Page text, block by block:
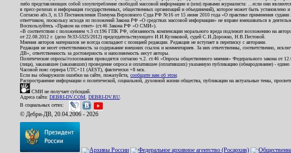
либо представляющих собой злоупотребление свободой массовой информации и (или) правами журналиста: ...если они
в пресс-релизах и информация государственных, общественных организаций и объединений), которое может быть установлено
Согласно абз.3, п.13 Постановления Пленума Верховного Суда РФ №16 от 15 июня 2010 года «О практике применения
ответчиком, поскольку исходя из положений Закона РФ «О средствах массовой информации» не вправе вмешиваться в
Воспользуйтесь «Правом на ответ» (ст.46 Закона РФ «О СМИ»).
«В соответствии с положением ч.3 ст.196 ГПК РФ, обязанность компенсации морального вреда подлежит возложению на
от 22.08.2012 г. (дело №33-5325/2012) председательствующего И.И.Куликовой, судей С.И.Дорожко, Н.В.Пестовой.
Мнения авторов материалов не всегда совпадают с позицией редакции. Редакция не вступает в переписку с авторами.
Редакция не несет ответственность за содержание внешних ссылок и комментариев. За них ответственны, соответственно,
ДВ», ответственность за достоверность и наполняемость несут авторы.
Политические опросы/голосования проводятся согласно ч.2. ст.46 «Опросы общественного мнения» Федерального закона
(лица), заказавшее (заказавших) проведение опроса и оплатившее (оплативших) указанную публикацию (обнародование) - едино
Часовой пояс сервера UTC+11 (AEST), фактически +8 мск.
Если вы обнаружили ошибки на сайте, пожалуйста, сообщите нам об этом
Распространение информации о политической, социальной, духовной жизни общества, публикации на актуальные темы,
СМИ не получает субсидий.
Адреса сайта: DEBRI-DV.COM DEBRI-DV.RU
В социальных сетях:
© Дебри-ДВ, 20.04.2006 - 2026